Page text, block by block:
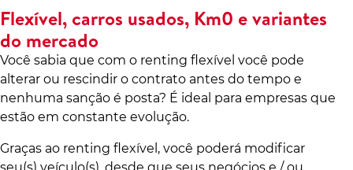
Flexível, carros usados, Km0 e variantes
do mercado
Você sabia que com o renting flexível você pode
alterar ou rescindir o contrato antes do tempo e
nenhuma sanção é posta? É ideal para empresas que
estão em constante evolução.
Graças ao renting flexível, você poderá modificar